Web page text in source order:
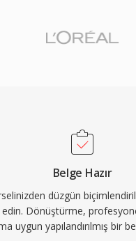
Belge Hazır
düzgün
Dönüştürme,
uygun yapılandırılmış bir